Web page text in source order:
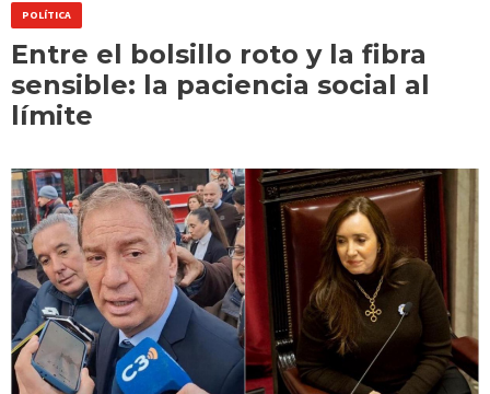
POLÍTICA
Entre el bolsillo roto y la fibra
sensible: la paciencia social al
límite